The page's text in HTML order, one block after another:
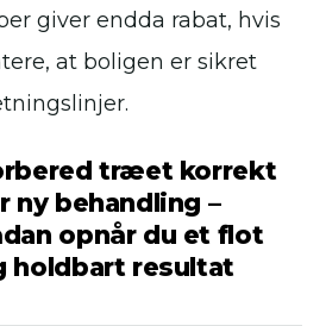
giver endda rabat, hvis
at boligen er sikret
træet korrekt
ny behandling –
opnår du et flot
holdbart resultat